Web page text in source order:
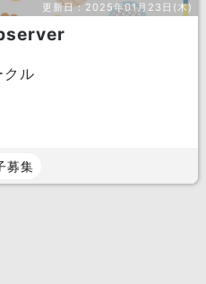
更新日： 2025年01月23日(木)
クル
募集